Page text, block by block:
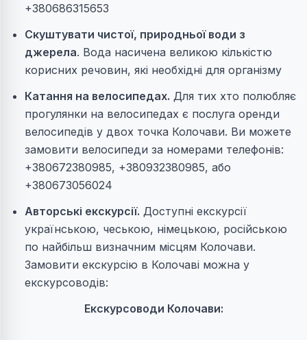
+380686315653
Скуштувати чистої, природньої води з
джерела. Вода насичена великою кількістю
корисних речовин, які необхідні для організму
Катання на велосипедах. Для тих хто полюбляє
прогулянки на велосипедах є послуга оренди
велосипедів у двох точка Колочави. Ви можете
замовити велосипеди за номерами телефонів:
+380672380985, +380932380985, або
+380673056024
Авторські екскурсії. Доступні екскурсії
українською, чеською, німецькою, російською
по найбільш визначним місцям Колочави.
Замовити екскурсію в Колочаві можна у
екскурсоводів:
Екскурсоводи Колочави: